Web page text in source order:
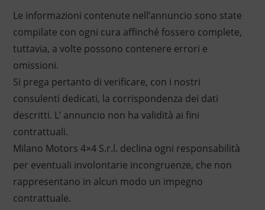
Le informazioni contenute nell’annuncio sono state
compilate con ogni cura affinché fossero complete,
tuttavia, a volte possono contenere errori e
omissioni.
Si prega pertanto di verificare, con i nostri
consulenti dedicati, la corrispondenza dei dati
descritti. L’ annuncio non ha validità ai fini
contrattuali.
Milano Motors 4×4 S.r.l. declina ogni responsabilità
per eventuali involontarie incongruenze, che non
rappresentano in alcun modo un impegno
contrattuale.